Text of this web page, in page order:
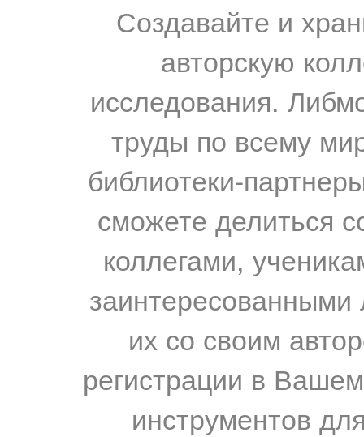
Создавайте и
авторскую
исследования.
труды по всему
библиотеки-
сможете делиться
коллегами,
их со своим
регистрации в
инструментов